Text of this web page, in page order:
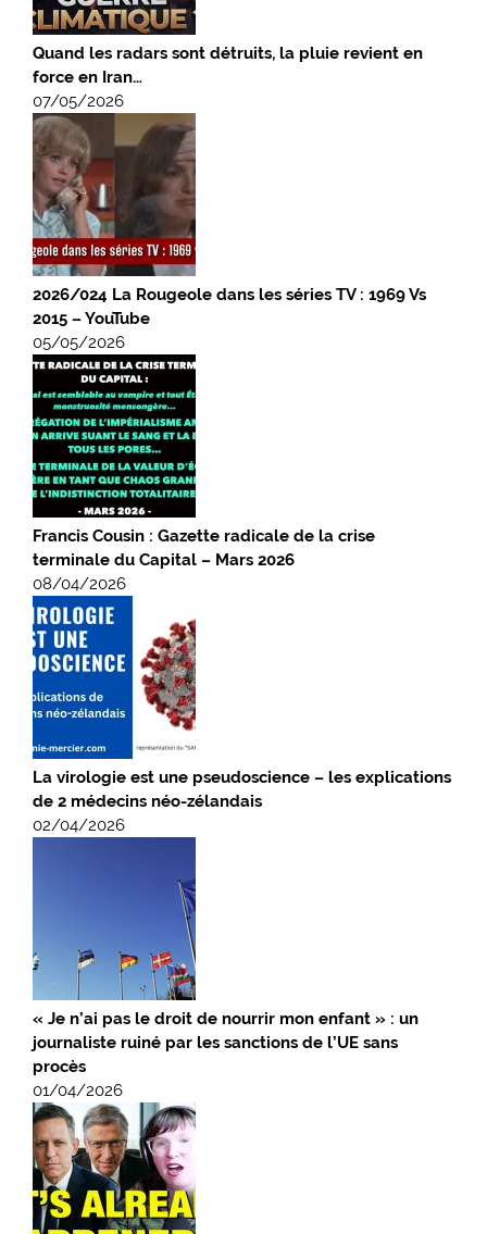
Quand les radars sont détruits, la pluie revient en
force en Iran…
07/05/2026
2026/024 La Rougeole dans les séries TV : 1969 Vs
2015 – YouTube
05/05/2026
Francis Cousin : Gazette radicale de la crise
terminale du Capital – Mars 2026
08/04/2026
La virologie est une pseudoscience – les explications
de 2 médecins néo-zélandais
02/04/2026
« Je n’ai pas le droit de nourrir mon enfant » : un
journaliste ruiné par les sanctions de l’UE sans
procès
01/04/2026